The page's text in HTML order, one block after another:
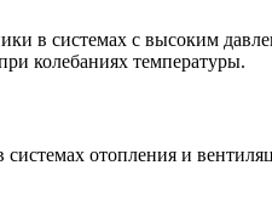
Группы
Ванны и
Труба ВГП
в системах с высоким
колебаниях температуры.
отопления и